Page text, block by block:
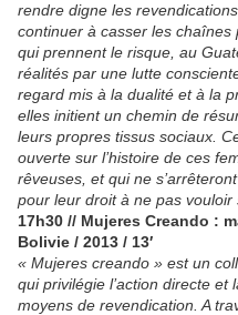
rendre digne les
continuer à casser les
qui prennent le risque, au
réalités par une lutte
regard mis à la dualité et à la
elles initient un chemin de
leurs propres tissus sociaux.
ouverte sur l’histoire de ces
rêveuses, et qui ne
pour leur droit à ne pas vouloir
17h30 // Mujeres Creando :
Bolivie / 2013 / 13′
« Mujeres creando » est un
qui privilégie l’action directe
moyens de revendication. A